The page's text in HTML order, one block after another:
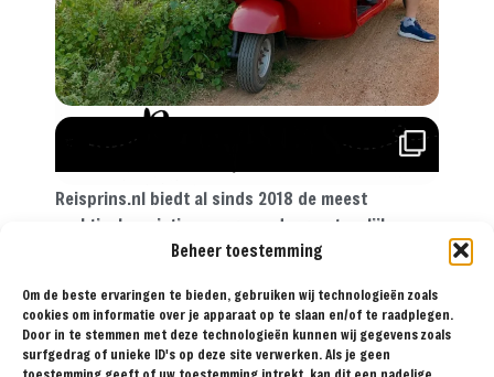
Beheer toestemming
Om de beste ervaringen te bieden, gebruiken wij technologieën zoals
cookies om informatie over je apparaat op te slaan en/of te raadplegen.
Door in te stemmen met deze technologieën kunnen wij gegevens zoals
surfgedrag of unieke ID's op deze site verwerken. Als je geen
Reisprins.nl biedt al sinds 2018 de meest
praktische reistips aan voor de avontuurlijke
reiziger. Met onze tips, reisroutes en
BESTEMMINGEN
TIPSREISVERSLAGEN
OVER SAMENWERKEN